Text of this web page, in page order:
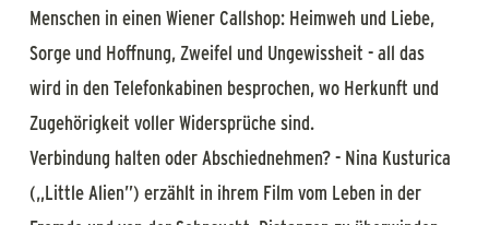
Menschen in einen Wiener Callshop: Heimweh und Liebe,
Sorge und Hoffnung, Zweifel und Ungewissheit - all das
wird in den Telefonkabinen besprochen, wo Herkunft und
Zugehörigkeit voller Widersprüche sind.
Verbindung halten oder Abschiednehmen? - Nina Kusturica
(„Little Alien”) erzählt in ihrem Film vom Leben in der